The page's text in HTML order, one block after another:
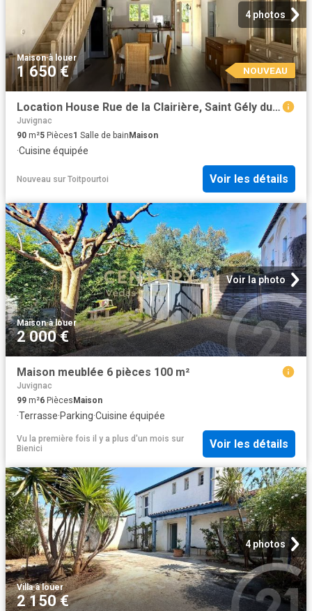
4 photos
Maison·à louer
1 650 € NOUVEAU
Location House Rue de la Clairière, Saint Gély du Fesc
Juvignac
90 m²5 Pièces1 Salle de bain Maison
·Cuisine équipée
Nouveau sur Toitpourtoi Voir les détails
Voir la photo
Maison·à louer
2 000 €
Maison meublée 6 pièces 100 m²
Juvignac
99 m²6 PiècesMaison
·Terrasse·Parking·Cuisine équipée
Vu la première fois il y a plus d'un mois sur
Bienici
Voir les détails
4 photos
Villa·à louer
2 150 €